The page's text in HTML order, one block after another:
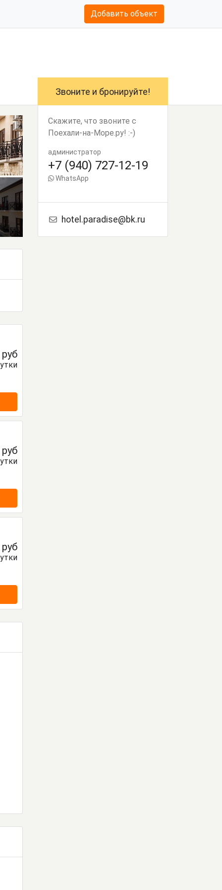
Добавить объект
руб
руб
руб
Звоните и бронируйте!
Скажите, что звоните с
Поехали-на-Море.ру! :-)
администратор
+7 (940) 727-12-19
WhatsApp
hotel.paradise@bk.ru